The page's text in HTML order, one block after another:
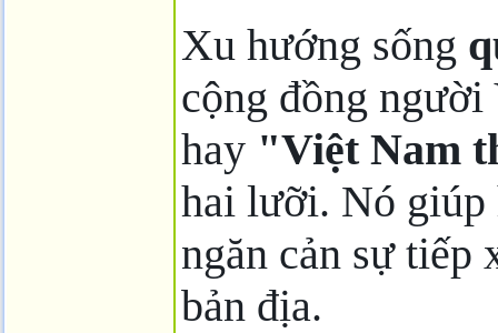
Xu hướng sống
cộng đồng
hay "Việt Nam
hai lưỡi. Nó giúp
ngăn cản sự tiếp
bản địa.